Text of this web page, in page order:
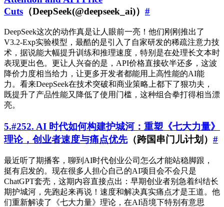
Cuts （DeepSeek(@deepseek_ai)） #
DeepSeek这次的动作真是让人眼前一亮！他们刚刚推出了
V3.2-Exp实验模型，最酷的是引入了自家研发的稀疏注意力技
术，据说能大幅提升训练和推理速度，特别是在处理长文本时
表现更出色。更让人兴奋的是，API价格直接砍半还多，这波
降价力度相当给力，让更多开发者都能用上高性能的AI能
力。看来DeepSeek在技术突破和商业策略上都下了狠功夫，
既提升了产品性能又降低了使用门槛，这种组合拳打得相当漂
亮。
5.#252. AI 时代如何构建护城河：重塑《七大力量》
理论，创业者速度与痛点优先（跨国串门儿计划） #
最近听了期播客，聊到AI时代创业公司怎么才能站稳脚跟，
挺有启发的。现在很多人担心自己的AI项目会不会只是
ChatGPT套壳，这期内容直接点出：早期创业者别急着纠结长
期护城河，先跑起来再说！速度和解决真实痛点才是王道。他
们重新解读了《七大力量》理论，在AI语境下特别有意思